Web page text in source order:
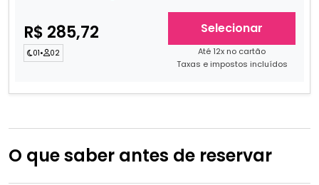
R$ 285,72
01• 02
Selecionar
Até 12x no cartão
Taxas e impostos incluídos
O que saber antes de reservar